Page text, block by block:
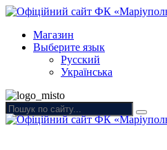
Магазин
Выберите язык
Русский
Українська